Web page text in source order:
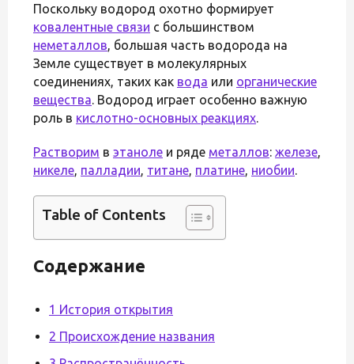
Поскольку водород охотно формирует
ковалентные связи с большинством
неметаллов, большая часть водорода на
Земле существует в молекулярных
соединениях, таких как вода или органические
вещества. Водород играет особенно важную
роль в кислотно-основных реакциях.
Растворим в этаноле и ряде металлов: железе,
никеле, палладии, титане, платине, ниобии.
Table of Contents
Содержание
1 История открытия
2 Происхождение названия